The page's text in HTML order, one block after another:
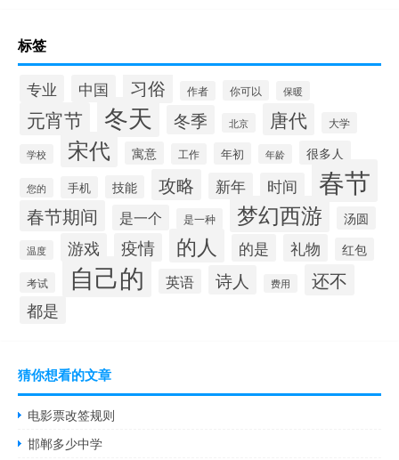
标签
专业 中国 习俗 作者 你可以 保暖
元宵节 冬天 冬季 北京 唐代 大学
学校 宋代 寓意 工作 年初 年龄 很多人
您的 手机 技能 攻略 新年 时间 春节
春节期间 是一个 是一种 梦幻西游 汤圆
温度 游戏 疫情 的人 的是 礼物 红包
考试 自己的 英语 诗人 费用 还不
都是
猜你想看的文章
电影票改签规则
邯郸多少中学